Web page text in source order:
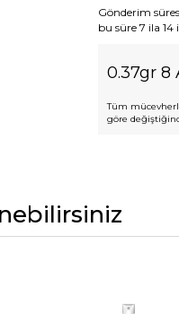
Gönderim
bu süre 7 ila 14
0.37gr 8
Tüm
göre